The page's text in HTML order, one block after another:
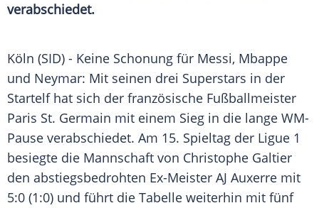
verabschiedet.
Köln (SID) - Keine Schonung für Messi, Mbappe
und Neymar: Mit seinen drei Superstars in der
Startelf hat sich der französische Fußballmeister
Paris St. Germain mit einem Sieg in die lange WM-
Pause verabschiedet. Am 15. Spieltag der Ligue 1
besiegte die Mannschaft von Christophe Galtier
den abstiegsbedrohten Ex-Meister AJ Auxerre mit
5:0 (1:0) und führt die Tabelle weiterhin mit fünf